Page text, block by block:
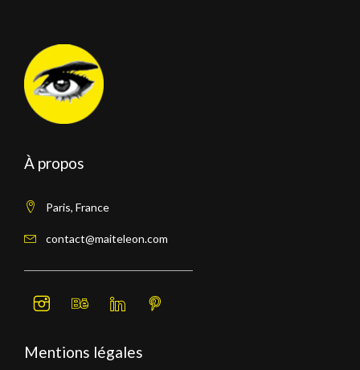
À propos
Paris, France
contact@maiteleon.com
Mentions légales